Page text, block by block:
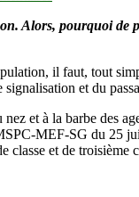
routière
Bamako
:
quoi
sert
l’Arrêté
Alors, pourquoi de
il faut, tout
et du
et à la barbe des
MEF-SG du 25
classe et de troisième